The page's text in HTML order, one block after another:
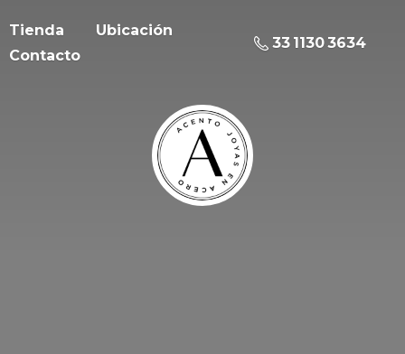
Tienda
Ubicación
Contacto
33 1130 3634